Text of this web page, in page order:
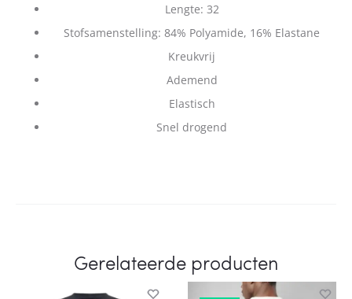
Lengte: 32
Stofsamenstelling: 84% Polyamide, 16% Elastane
Kreukvrij
Ademend
Elastisch
Snel drogend
Gerelateerde producten